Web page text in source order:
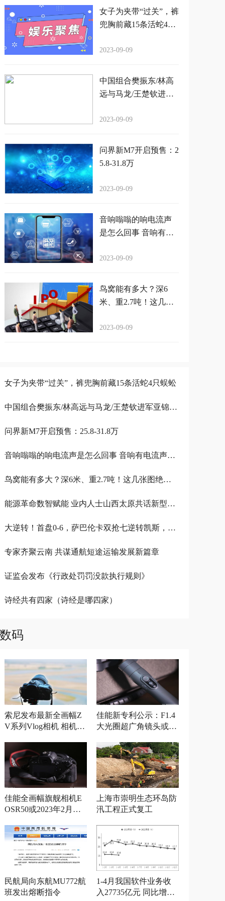
女子为夹带“过关”，裤
兜胸前藏15条活蛇4只
2023-09-09
中国组合樊振东/林高
远与马龙/王楚钦进军
力碾压韩国组合
2023-09-09
问界新M7开启预售：2
5.8-31.8万
2023-09-09
音响嗡嗡的响电流声
是怎么回事 音响有电
2023-09-09
鸟窝能有多大？深6
米、重2.7吨！这几张
2023-09-09
女子为夹带“过关”，裤兜胸前藏15条活蛇4只蜈蚣
中国组合樊振东/林高远与马龙/王楚钦进军亚锦赛男双决赛，实力碾压韩国组合
问界新M7开启预售：25.8-31.8万
音响嗡嗡的响电流声是怎么回事 音响有电流声嗡嗡嗡嗡
鸟窝能有多大？深6米、重2.7吨！这几张图绝对震撼你
能源革命数智赋能 业内人士山西太原共话新型能源体系建设
大逆转！首盘0-6，萨巴伦卡双抢七逆转凯斯，晋级美网决赛
专家齐聚云南 共谋通航短途运输发展新篇章
证监会发布《行政处罚罚没款执行规则》
诗经共有四家（诗经是哪四家）
数码
索尼发布最新全画幅Z
V系列Vlog相机 相机参
佳能新专利公示：F1.4
大光圈超广角镜头或将
佳能全画幅旗舰相机E
OSR50或2023年2月发
上海市崇明生态环岛防
汛工程正式复工
民航局向东航MU772航
班发出熔断指令
1-4月我国软件业务收
入27735亿元 同比增长1